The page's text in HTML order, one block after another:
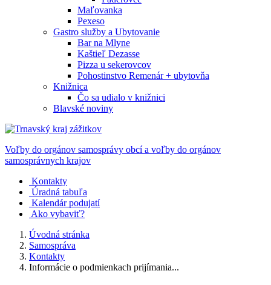
Maľovanka
Pexeso
Gastro služby a Ubytovanie
Bar na Mlyne
Kaštieľ Dezasse
Pizza u sekerovcov
Pohostinstvo Remenár + ubytovňa
Knižnica
Čo sa udialo v knižnici
Blavské noviny
Voľby do orgánov samosprávy obcí a voľby do orgánov
samosprávnych krajov
Kontakty
Úradná tabuľa
Kalendár podujatí
Ako vybaviť?
Úvodná stránka
Samospráva
Kontakty
Informácie o podmienkach prijímania...